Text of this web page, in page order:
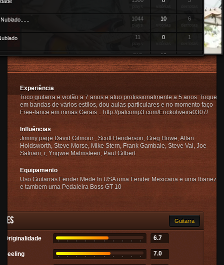
1044
plays
10 6
11
plays
0 1
derrotas
... 717
plays
10
vitórias
8
derrotas
133 2 2
plays vitórias derrotas
501 7 6
plays vitórias derrotas
56
plays
1 3
Experiência
Toco guitarra e violão a 7 anos e atuo profissionalmente a 5 anos. Toquei
em bandas de vários estilos, dou aulas particulares e no momento faço
Free-lance em minas Gerais .. http://palcomp3.com/Erickoliveira0307/
Influências
Jimmy page David Gilmour , Scott Henderson, Greg Howe, Allan
Holdsworth, Steve Morse, Mike Stern, Frank Gambale, Steve Vai, Joe
Satriani, r, Yngwie Malmsteen, Paul Gilbert
Equipamento
Uso Guitarras Fender Mede In USA uma Fender Mexicana e uma Ibanez .
e tambem uma Pedaleira Boss GT-10
Guitarra
Originalidade 6.7
Feeling 7.0